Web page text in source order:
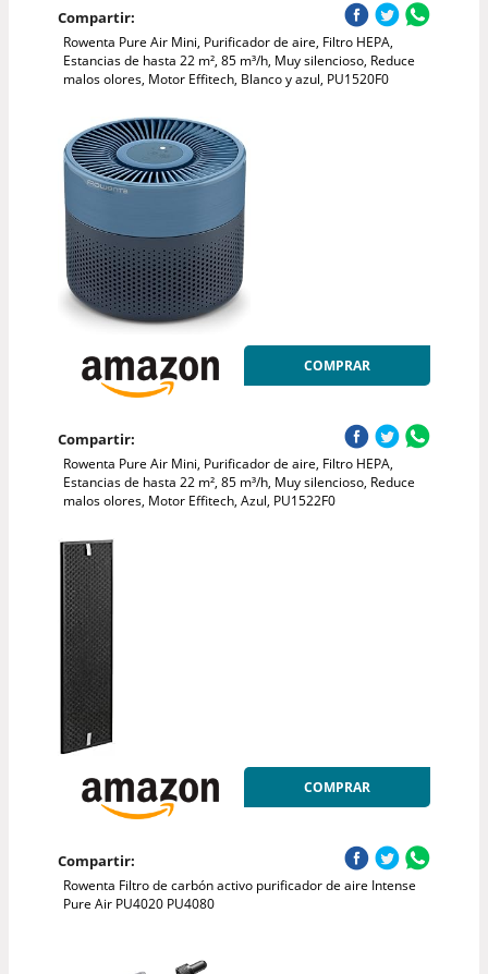
Compartir:
Rowenta Pure Air Mini, Purificador de aire, Filtro HEPA,
Estancias de hasta 22 m², 85 m³/h, Muy silencioso, Reduce
malos olores, Motor Effitech, Blanco y azul, PU1520F0
COMPRAR
Compartir:
Rowenta Pure Air Mini, Purificador de aire, Filtro HEPA,
Estancias de hasta 22 m², 85 m³/h, Muy silencioso, Reduce
malos olores, Motor Effitech, Azul, PU1522F0
COMPRAR
Compartir:
Rowenta Filtro de carbón activo purificador de aire Intense
Pure Air PU4020 PU4080